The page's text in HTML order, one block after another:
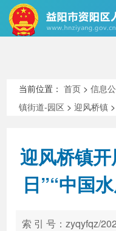
新闻中心
政务服务
当前位置：首页 >信息
镇街道-园区 >迎风桥镇
迎风桥镇
日”“中国
索 引 号：zyqyfqz/